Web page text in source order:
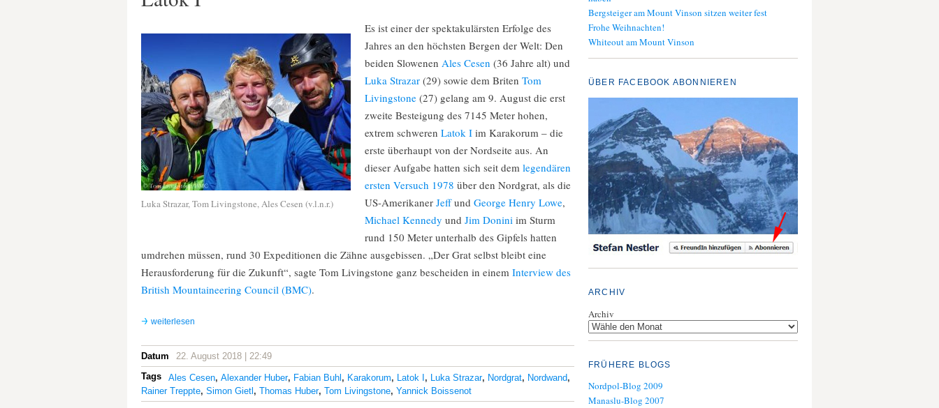
Luka Strazar, Tom Livingstone, Ales Cesen (v.l.n.r.)
Es ist einer der spektakulärsten Erfolge des
Jahres an den höchsten Bergen der Welt: Den
beiden Slowenen Ales Cesen (36 Jahre alt) und
Luka Strazar (29) sowie dem Briten Tom
Livingstone (27) gelang am 9. August die erst
zweite Besteigung des 7145 Meter hohen,
extrem schweren Latok I im Karakorum – die
erste überhaupt von der Nordseite aus. An
dieser Aufgabe hatten sich seit dem legendären
ersten Versuch 1978 über den Nordgrat, als die
US-Amerikaner Jeffund George Henry Lowe,
Michael Kennedy und Jim Donini im Sturm
rund 150 Meter unterhalb des Gipfels hatten
umdrehen müssen, rund 30 Expeditionen die Zähne ausgebissen. „Der Grat selbst bleibt eine
Herausforderung für die Zukunft“, sagte Tom Livingstone ganz bescheiden in einem Interview des
British Mountaineering Council (BMC).
weiterlesen
Datum
22. August 2018 | 22:49
Tags
Ales Cesen, Alexander Huber, Fabian Buhl , Karakorum, Latok I , Luka Strazar, Nordgrat, Nordwand,
Rainer Treppte, Simon Gietl , Thomas Huber, Tom Livingstone, Yannick Boissenot
Bergsteiger am Mount Vinson sitzen weiter fest
Frohe Weihnachten!
Whiteout am Mount Vinson
ÜBER FACEBOOK ABONNIEREN
ARCHIV
Archiv
FRÜHERE BLOGS
Nordpol-Blog 2009
Manaslu-Blog 2007